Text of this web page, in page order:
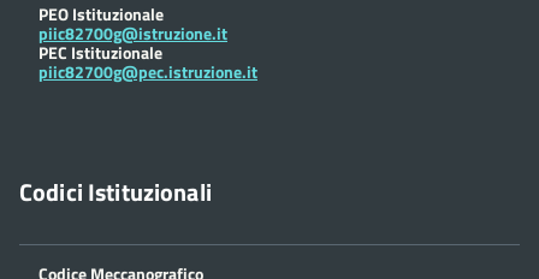
PEO Istituzionale
piic82700g@istruzione.it
PEC Istituzionale
piic82700g@pec.istruzione.it
Codici Istituzionali
Codice Meccanografico